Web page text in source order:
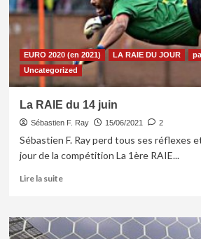
EURO 2020 (en 2021) LA RAIE DU JOUR
Uncategorized
La RAIE du 14 juin
Sébastien F. Ray 15/06/2021 2
Sébastien F. Ray perd tous ses réflexes
jour de la compétition La 1ère RAIE...
Lire la suiteEn
sur